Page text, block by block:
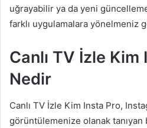
uğrayabilir ya da yeni
farklı uygulamalara yönelmeniz
Canlı TV İzle Kim
Nedir
Canlı TV İzle Kim Insta Pro,
görüntülemenize olanak tanıyan